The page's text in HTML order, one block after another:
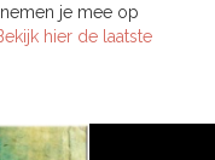
je mee op
hier de laatste